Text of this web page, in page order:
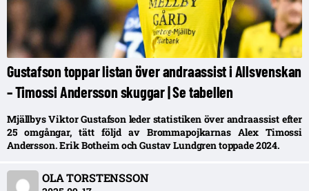
Gustafson toppar listan över andraassist i Allsvenskan
– Timossi Andersson skuggar | Se tabellen
Mjällbys Viktor Gustafson leder statistiken över andraassist efter
25 omgångar, tätt följd av Brommapojkarnas Alex Timossi
Andersson. Erik Botheim och Gustav Lundgren toppade 2024.
OLA TORSTENSSON